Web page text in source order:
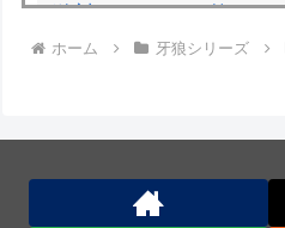
が絶対におかしい（笑）
【動画】バイクの少年を無
米国民の半数「ネタニヤフ
ホーム 牙狼シリーズ